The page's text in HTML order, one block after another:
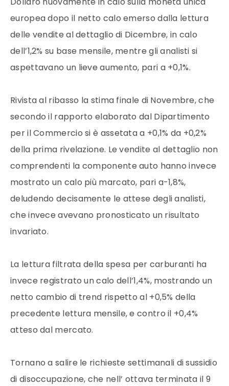
europea dopo il netto calo emerso dalla lettura
delle vendite al dettaglio di Dicembre, in calo
dell’1,2% su base mensile, mentre gli analisti si
aspettavano un lieve aumento, pari a +0,1%.
Rivista al ribasso la stima finale di Novembre, che
secondo il rapporto elaborato dal Dipartimento
per il Commercio si è assetata a +0,1% da +0,2%
della prima rivelazione. Le vendite al dettaglio non
comprendenti la componente auto hanno invece
mostrato un calo più marcato, pari a-1,8%,
deludendo decisamente le attese degli analisti,
che invece avevano pronosticato un risultato
invariato.
La lettura filtrata della spesa per carburanti ha
invece registrato un calo dell’1,4%, mostrando un
netto cambio di trend rispetto al +0,5% della
precedente lettura mensile, e contro il +0,4%
atteso dal mercato.
Tornano a salire le richieste settimanali di sussidio
di disoccupazione, che nell’ ottava terminata il 9